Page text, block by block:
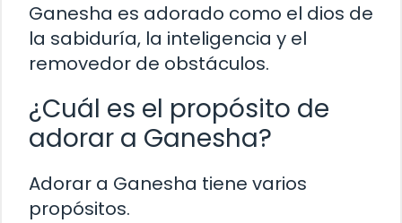
Ganesha es adorado como el dios de
la sabiduría, la inteligencia y el
removedor de obstáculos.
¿Cuál es el propósito de
adorar a Ganesha?
Adorar a Ganesha tiene varios
propósitos.